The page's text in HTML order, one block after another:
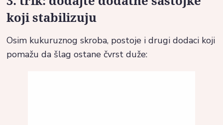
koji stabilizuju
Osim kukuruznog skroba, postoje i drugi dodaci koji
pomažu da šlag ostane čvrst duže: